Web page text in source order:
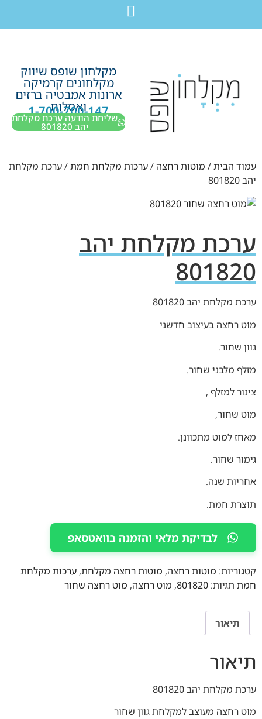
מקלחון שופס שיווק
מקלחונים קרמיקה
ארונות אמבטיה ברזים
ואסלות
1-700-700-147
שליחת הודעה ערכת מקלחת
יהב 801820
עמוד הבית/ מוטות רחצה /ערכות מקלחת חמת/ ערכת מקלחת
יהב 801820
ערכת מקלחת יהב
801820
ערכת מקלחת יהב 801820
מוט רחצה בעיצוב חדשני
גוון שחור.
מזלף מלבני שחור.
צינור למזלף ,
מוט שחור,
מאחז למוט מתכוונן.
גימור שחור.
אחריות שנה.
תוצרת חמת.
לבדיקת מלאי והזמנה בוואטסאפ
קטגוריות: מוטות רחצה, מוטות רחצה מקלחת, ערכות מקלחת
חמת תגיות: 801820
, מוט רחצה, מוט רחצה שחור
תיאור
תיאור
ערכת מקלחת יהב 801820
מוט רחצה מעוצב למקלחת גוון שחור